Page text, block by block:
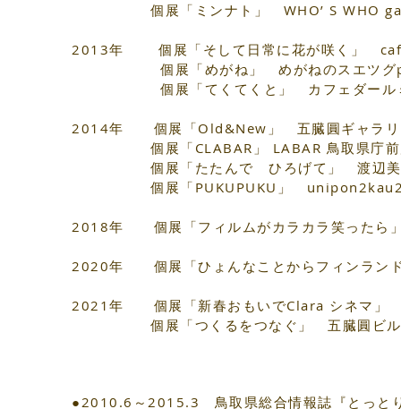
個展「ミンナト」 WHO’ S WHO
2013年 個展「そして日常に花が咲く」
個展「めがね」 めがねのスエツグ
個展「てくてくと」 カフェダールミ
2014年 個展「Old&New」 五臓圓ギャラリ
個展「CLABAR」 LABAR 鳥取県庁前
個展「たたんで ひろげて」 渡辺美術
個展「PUKUPUKU」 unipon2kau2
2018年 個展「フィルムがカラカラ笑ったら
2020年 個展「ひょんなことからフィンラン
2021年 個展「新春おもいでClara シネマ」
個展「つくるをつなぐ」 五臓圓ビル2F
●2010.6～2015.3 鳥取県総合情報誌『とっと